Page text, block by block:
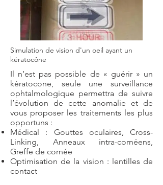
Simulation de vision d'un oeil ayant un
kératocône
Il n’est pas possible de « guérir » un
kératocone, seule une surveillance
ophtalmologique permettra de suivre
l’évolution de cette anomalie et de
vous proposer les traitements les plus
opportuns :
Médical : Gouttes oculaires, Cross-
Linking, Anneaux intra-cornéens,
Greffe de cornée
Optimisation de la vision : lentilles de
contact